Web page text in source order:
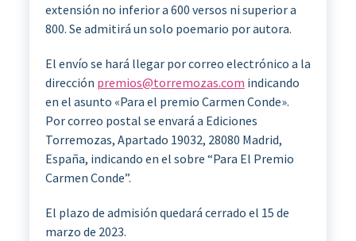
extensión no inferior a 600 versos ni superior a
800. Se admitirá un solo poemario por autora.
El envío se hará llegar por correo electrónico a la
dirección premios@torremozas.com indicando
en el asunto «Para el premio Carmen Conde».
Por correo postal se envará a Ediciones
Torremozas, Apartado 19032, 28080 Madrid,
España, indicando en el sobre “Para El Premio
Carmen Conde”.
El plazo de admisión quedará cerrado el 15 de
marzo de 2023.